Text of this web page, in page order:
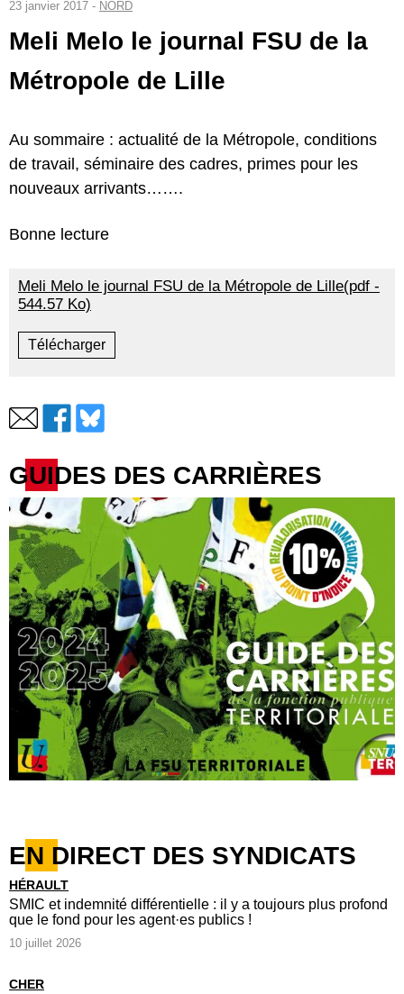
23 janvier 2017 - NORD
Meli Melo le journal FSU de la
Métropole de Lille
Au sommaire : actualité de la Métropole, conditions
de travail, séminaire des cadres, primes pour les
nouveaux arrivants…….
Bonne lecture
Meli Melo le journal FSU de la Métropole de Lille(pdf -
544.57 Ko)
Télécharger
GUIDES DES CARRIÈRES
EN DIRECT DES SYNDICATS
HÉRAULT
SMIC et indemnité différentielle : il y a toujours plus profond
que le fond pour les agent·es publics !
10 juillet 2026
CHER